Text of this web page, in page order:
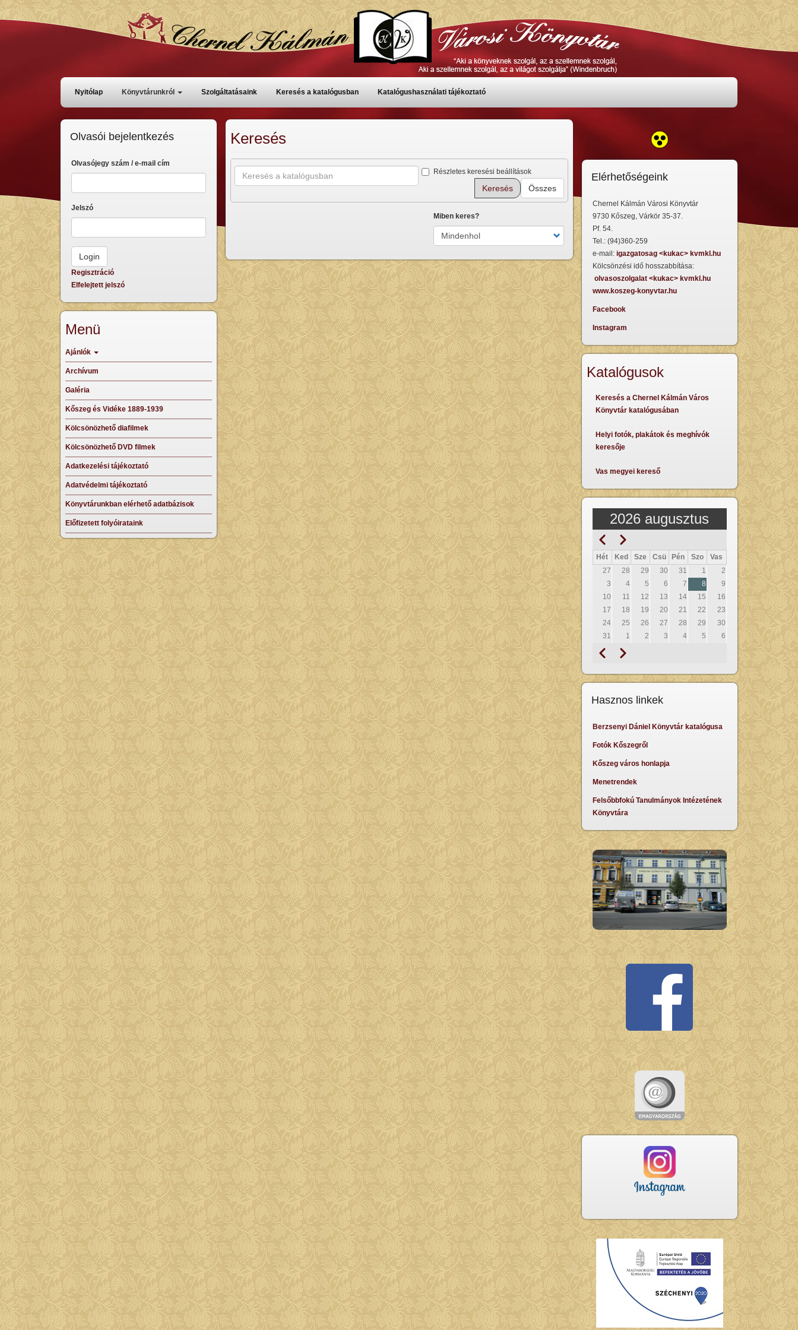
Ugrás
Főmenü
Nyitólap Könyvtárunkról Szolgáltatásaink Keresés a katalógusban Katalógushasználati tájékoztató
Keresés
Részletes keresési beállítások
Miben keres?
Olvasói bejelentkezés
Olvasójegy szám / e-mail cím
Jelszó
Regisztráció
Elfelejtett jelszó
Menü
Ajánlók
Archívum
Galéria
Kőszeg és Vidéke 1889-1939
Kölcsönözhető diafilmek
Kölcsönözhető DVD filmek
Adatkezelési tájékoztató
Adatvédelmi tájékoztató
Könyvtárunkban elérhető adatbázisok
Előfizetett folyóirataink
Elérhetőségeink
Chernel Kálmán Városi Könyvtár
9730 Kőszeg, Várkör 35-37.
Pf. 54.
Tel.: (94)360-259
e-mail: igazgatosag <kukac> kvmkl.hu
Kölcsönzési idő hosszabbítása:
olvasoszolgalat <kukac> kvmkl.hu
www.koszeg-konyvtar.hu
Facebook
Instagram
Katalógusok
Keresés a Chernel Kálmán Város
Könyvtár katalógusában
Helyi fotók, plakátok és meghívók
keresője
Vas megyei kereső
2026 augusztus
Oldalszámozás
Előző Következő
Hét Ked Sze Csü Pén Szo
Vas
27
28 29 30 31 1
2
3
4 5 6 7 8
9
10
11 12 13 14 15
16
17
18 19 20 21 22
23
24
25 26 27 28 29
30
31
1 2 3 4 5 6
Oldalszámozás
Előző Következő
Hasznos linkek
Berzsenyi Dániel Könyvtár katalógusa
Fotók Kőszegről
Kőszeg város honlapja
Menetrendek
Felsőbbfokú Tanulmányok Intézetének
Könyvtára